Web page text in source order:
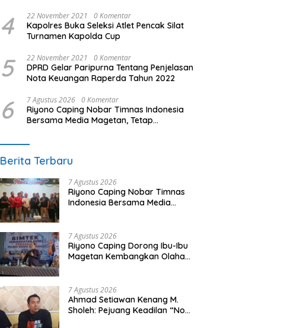
4 22 November 2021 0 Komentar
Kapolres Buka Seleksi Atlet Pencak Silat
Turnamen Kapolda Cup
5 22 November 2021 0 Komentar
DPRD Gelar Paripurna Tentang Penjelasan
Nota Keuangan Raperda Tahun 2022
6 7 Agustus 2026 0 Komentar
Riyono Caping Nobar Timnas Indonesia
Bersama Media Magetan, Tetap
Berita Terbaru
7 Agustus 2026
Riyono Caping Nobar Timnas
Indonesia Bersama Media
7 Agustus 2026
Riyono Caping Dorong Ibu-Ibu
Magetan Kembangkan Olahan
7 Agustus 2026
Ahmad Setiawan Kenang M.
Sholeh: Pejuang Keadilan “No